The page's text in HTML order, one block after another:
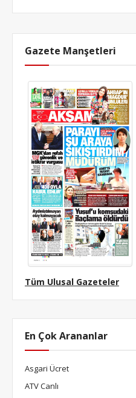
Gazete Manşetleri
Tüm Ulusal Gazeteler
En Çok Arananlar
Asgari Ücret
ATV Canlı